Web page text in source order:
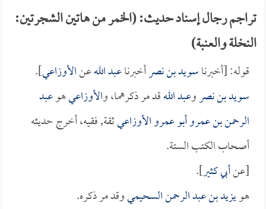
تراجم رجال إسناد حديث: (الخمر من هاتين الشجرتين:
النخلة والعنبة)
قوله: [أخبرناسويد بن نصرأخبرناعبد اللهعنالأوزاعي].
سويد بن نصروعبد اللهقد مر ذكرهما، والأوزاعيهوعبد
الرحمن بن عمرو أبو عمرو الأوزاعيثقة, فقيه، أخرج حديثه
أصحاب الكتب الستة.
[عنأبي كثير].
هويزيد بن عبد الرحمن السحيميوقد مر ذكره.